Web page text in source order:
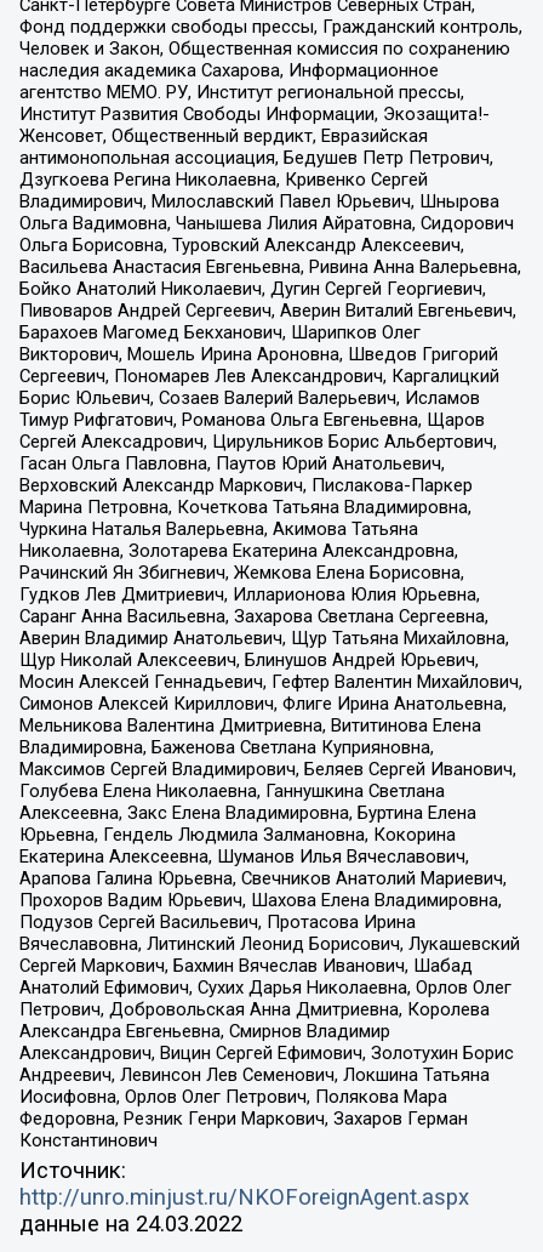
Санкт-Петербурге Совета Министров Северных Стран,
Фонд поддержки свободы прессы, Гражданский контроль,
Человек и Закон, Общественная комиссия по сохранению
наследия академика Сахарова, Информационное
агентство МЕМО. РУ, Институт региональной прессы,
Институт Развития Свободы Информации, Экозащита!-
Женсовет, Общественный вердикт, Евразийская
антимонопольная ассоциация, Бедушев Петр Петрович,
Дзугкоева Регина Николаевна, Кривенко Сергей
Владимирович, Милославский Павел Юрьевич, Шнырова
Ольга Вадимовна, Чанышева Лилия Айратовна, Сидорович
Ольга Борисовна, Туровский Александр Алексеевич,
Васильева Анастасия Евгеньевна, Ривина Анна Валерьевна,
Бойко Анатолий Николаевич, Дугин Сергей Георгиевич,
Пивоваров Андрей Сергеевич, Аверин Виталий Евгеньевич,
Барахоев Магомед Бекханович, Шарипков Олег
Викторович, Мошель Ирина Ароновна, Шведов Григорий
Сергеевич, Пономарев Лев Александрович, Каргалицкий
Борис Юльевич, Созаев Валерий Валерьевич, Исламов
Тимур Рифгатович, Романова Ольга Евгеньевна, Щаров
Сергей Алексадрович, Цирульников Борис Альбертович,
Гасан Ольга Павловна, Паутов Юрий Анатольевич,
Верховский Александр Маркович, Пислакова-Паркер
Марина Петровна, Кочеткова Татьяна Владимировна,
Чуркина Наталья Валерьевна, Акимова Татьяна
Николаевна, Золотарева Екатерина Александровна,
Рачинский Ян Збигневич, Жемкова Елена Борисовна,
Гудков Лев Дмитриевич, Илларионова Юлия Юрьевна,
Саранг Анна Васильевна, Захарова Светлана Сергеевна,
Аверин Владимир Анатольевич, Щур Татьяна Михайловна,
Щур Николай Алексеевич, Блинушов Андрей Юрьевич,
Мосин Алексей Геннадьевич, Гефтер Валентин Михайлович,
Симонов Алексей Кириллович, Флиге Ирина Анатольевна,
Мельникова Валентина Дмитриевна, Вититинова Елена
Владимировна, Баженова Светлана Куприяновна,
Максимов Сергей Владимирович, Беляев Сергей Иванович,
Голубева Елена Николаевна, Ганнушкина Светлана
Алексеевна, Закс Елена Владимировна, Буртина Елена
Юрьевна, Гендель Людмила Залмановна, Кокорина
Екатерина Алексеевна, Шуманов Илья Вячеславович,
Арапова Галина Юрьевна, Свечников Анатолий Мариевич,
Прохоров Вадим Юрьевич, Шахова Елена Владимировна,
Подузов Сергей Васильевич, Протасова Ирина
Вячеславовна, Литинский Леонид Борисович, Лукашевский
Сергей Маркович, Бахмин Вячеслав Иванович, Шабад
Анатолий Ефимович, Сухих Дарья Николаевна, Орлов Олег
Петрович, Добровольская Анна Дмитриевна, Королева
Александра Евгеньевна, Смирнов Владимир
Александрович, Вицин Сергей Ефимович, Золотухин Борис
Андреевич, Левинсон Лев Семенович, Локшина Татьяна
Иосифовна, Орлов Олег Петрович, Полякова Мара
Федоровна, Резник Генри Маркович, Захаров Герман
Константинович
Источник:
http://unro.minjust.ru/NKOForeignAgent.aspx
данные на 24.03.2022